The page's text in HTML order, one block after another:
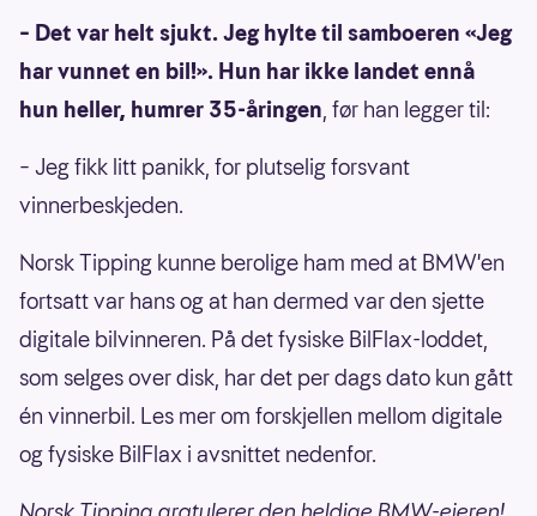
– Det var helt sjukt. Jeg hylte til samboeren «Jeg
har vunnet en bil!». Hun har ikke landet ennå
hun heller, humrer 35-åringen, før han legger til:
– Jeg fikk litt panikk, for plutselig forsvant
vinnerbeskjeden.
Norsk Tipping kunne berolige ham med at BMW'en
fortsatt var hans og at han dermed var den sjette
digitale bilvinneren. På det fysiske BilFlax-loddet,
som selges over disk, har det per dags dato kun gått
én vinnerbil. Les mer om forskjellen mellom digitale
og fysiske BilFlax i avsnittet nedenfor.